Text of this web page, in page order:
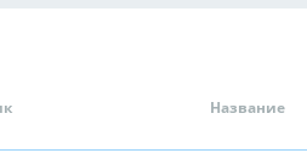
Название